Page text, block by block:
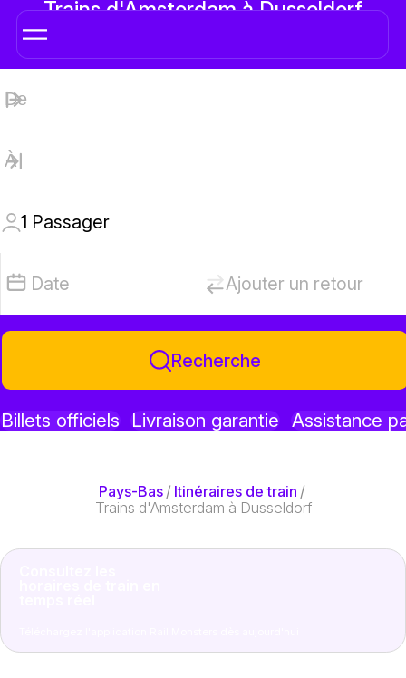
Trains d'Amsterdam à Dusseldorf
1 Passager
Date Ajouter un retour
Recherche
Billets officiels Livraison garantie Assistance
Pays-Bas/ Itinéraires de train/
Trains d'Amsterdam à Dusseldorf